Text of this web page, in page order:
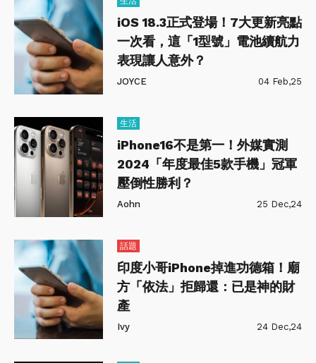
iOS 18.3正式登場！7大更新亮點
一次看，這「1型號」電池續航力
表現讓人意外？
JOYCE 04 Feb,25
生活
iPhone16不是第一！外媒實測
2024「年度最佳5款手機」冠軍
壓倒性勝利？
Aohn 25 Dec,24
話題
印度小哥iPhone掉進功德箱！廟
方「依法」拒歸還：已是神的財
產
Ivy 24 Dec,24